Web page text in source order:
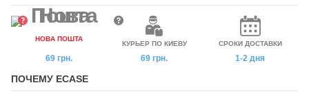
НОВА ПОШТА
69 грн.
КУРЬЕР ПО КИЕВУ
69 грн.
СРОКИ ДОСТАВКИ
1-2 дня
ПОЧЕМУ ECASE